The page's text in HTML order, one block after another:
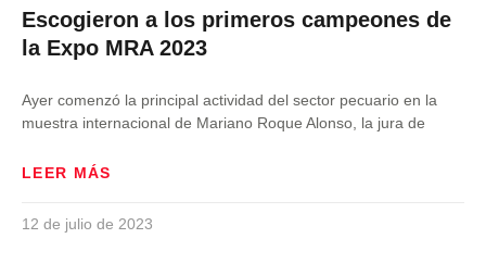
Escogieron a los primeros campeones de
la Expo MRA 2023
Ayer comenzó la principal actividad del sector pecuario en la
muestra internacional de Mariano Roque Alonso, la jura de
LEER MÁS
12 de julio de 2023